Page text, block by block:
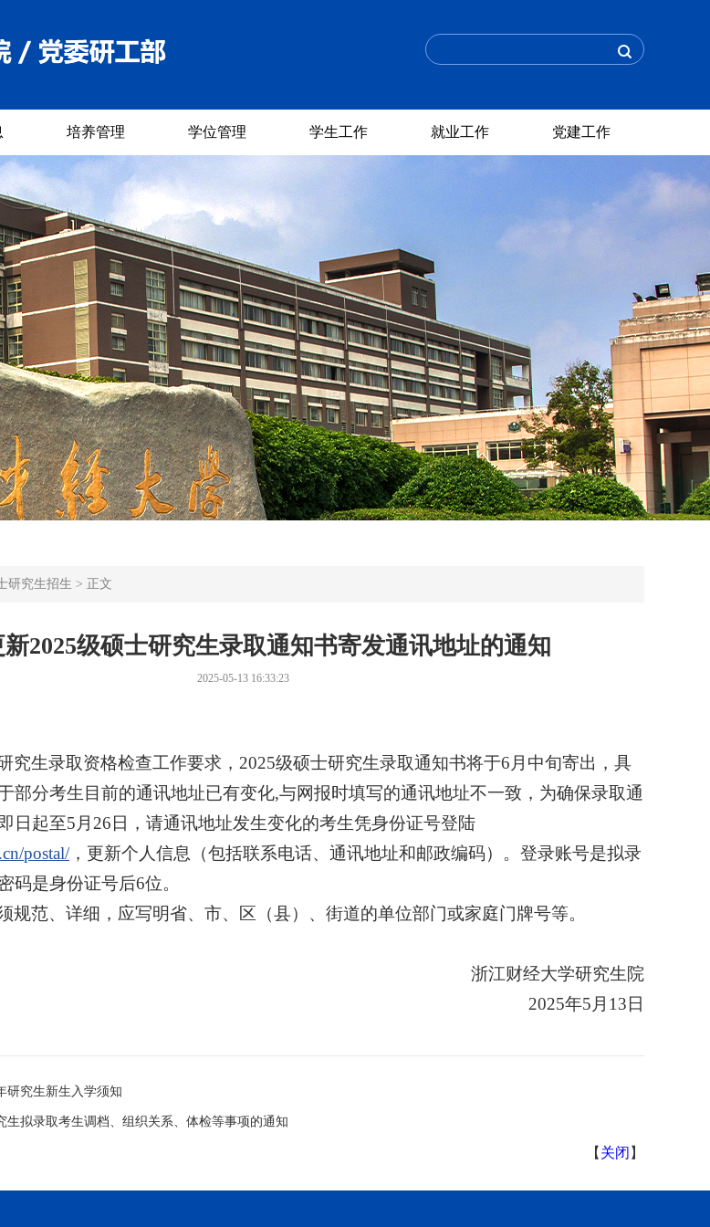
培养管理 学位管理 学生工作 就业工作 党建工作
研究生招生 > 正文
新2025级硕士研究生录取通知书寄发通讯地址的通知
2025-05-13 16:33:23
究生录取资格检查工作要求，2025级硕士研究生录取通知书将于6月中旬寄出，具
部分考生目前的通讯地址已有变化,与网报时填写的通讯地址不一致，为确保录取通
日起至5月26日，请通讯地址发生变化的考生凭身份证号登陆
postal/，更新个人信息（包括联系电话、通讯地址和邮政编码）。登录账号是拟录
码是身份证号后6位。
规范、详细，应写明省、市、区（县）、街道的单位部门或家庭门牌号等。
浙江财经大学研究生院
2025年5月13日
研究生新生入学须知
生拟录取考生调档、组织关系、体检等事项的通知
【 关闭 】